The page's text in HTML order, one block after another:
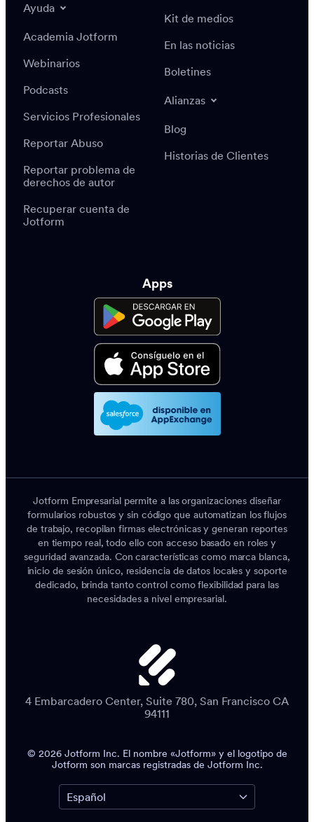
Ayuda
Academia Jotform
Webinarios
Podcasts
Servicios Profesionales
Reportar Abuso
Reportar problema de
derechos de autor
Recuperar cuenta de
Jotform
Kit de medios
En las noticias
Boletines
Alianzas
Blog
Historias de Clientes
Apps
Jotform Empresarial permite a las organizaciones diseñar
formularios robustos y sin código que automatizan los flujos
de trabajo, recopilan firmas electrónicas y generan reportes
en tiempo real, todo ello con acceso basado en roles y
seguridad avanzada. Con características como marca blanca,
inicio de sesión único, residencia de datos locales y soporte
dedicado, brinda tanto control como flexibilidad para las
necesidades a nivel empresarial.
4 Embarcadero Center, Suite 780, San Francisco CA
94111
© 2026 Jotform Inc. El nombre «Jotform» y el logotipo de
Jotform son marcas registradas de Jotform Inc.